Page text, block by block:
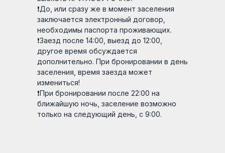
❗До, или сразу же в момент заселения
заключается электронный договор,
необходимы паспорта проживающих.
❗Заезд после 14:00, выезд до 12:00,
другое время обсуждается
дополнительно. При бронировании в день
заселения, время заезда может
измениться!
❗При бронировании после 22:00 на
ближайшую ночь, заселение возможно
только на следующий день, с 9:00.